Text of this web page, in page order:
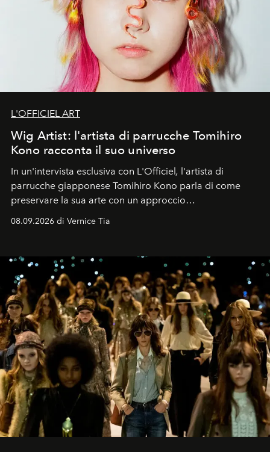
L'OFFICIEL ART
Wig Artist: l'artista di parrucche Tomihiro
Kono racconta il suo universo
In un'intervista esclusiva con L'Officiel , l'artista di
parrucche giapponese Tomihiro Kono parla di come
preservare la sua arte con un approccio
contemporaneo.
08.09.2026 di Vernice Tia